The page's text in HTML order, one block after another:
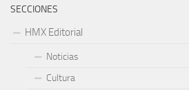
SECCIONES
HMX Editorial
Noticias
Cultura